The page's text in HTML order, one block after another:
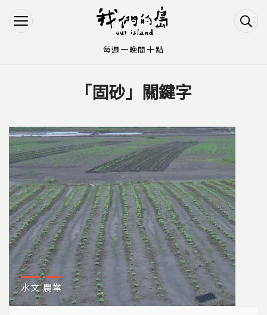
Jump to Navigation
Jump to Main content
「固砂」關鍵字
水文 農業
每週一晚間十點